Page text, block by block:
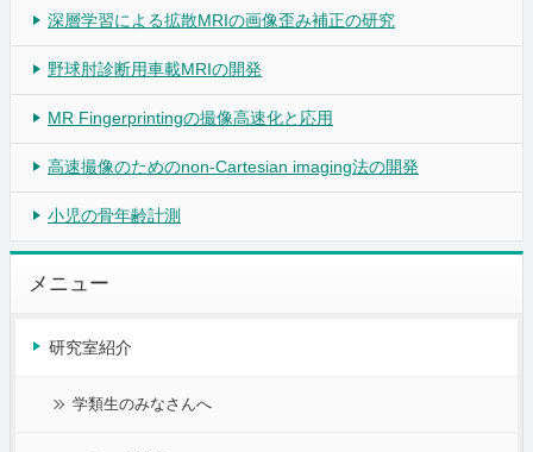
深層学習による拡散MRIの画像歪み補正の研究
野球肘診断用車載MRIの開発
MR Fingerprintingの撮像高速化と応用
高速撮像のためのnon-Cartesian imaging法の開発
小児の骨年齢計測
メニュー
研究室紹介
学類生のみなさんへ